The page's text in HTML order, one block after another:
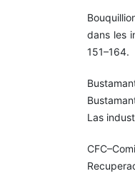
dans les
151–164.
Las